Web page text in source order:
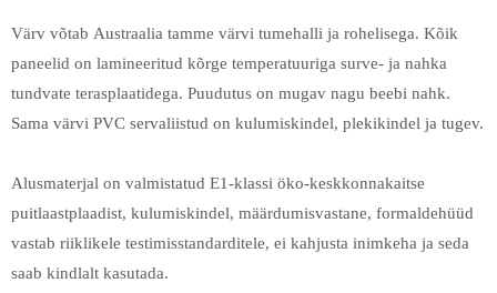
Värv võtab Austraalia tamme värvi tumehalli ja rohelisega. Kõik
paneelid on lamineeritud kõrge temperatuuriga surve- ja nahka
tundvate terasplaatidega. Puudutus on mugav nagu beebi nahk.
Sama värvi PVC servaliistud on kulumiskindel, plekikindel ja tugev.
Alusmaterjal on valmistatud E1-klassi öko-keskkonnakaitse
puitlaastplaadist, kulumiskindel, määrdumisvastane, formaldehüüd
vastab riiklikele testimisstandarditele, ei kahjusta inimkeha ja seda
saab kindlalt kasutada.